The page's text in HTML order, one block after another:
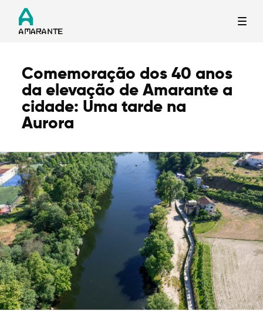
Termo de Pesquisa
Categorias gerais
Filtros
Comemoração dos 40 anos
da elevação de Amarante a
cidade: Uma tarde na
Aurora